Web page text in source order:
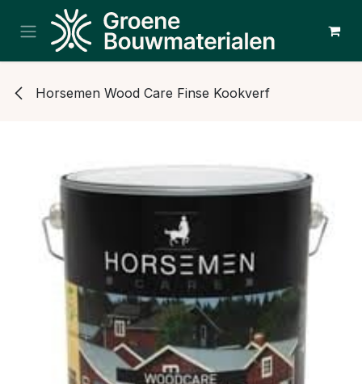
Overslaan naar inhoud
Horsemen Wood Care Finse Kookverf